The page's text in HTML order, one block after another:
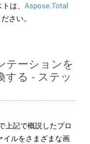
は、 Aspose.Total
さい。
テーションを
する - ステッ
上記で概説したプロ
イルをさまざまな画